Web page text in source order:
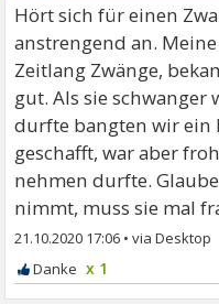
Hört sich für einen
anstrengend an.
Zeitlang Zwänge,
gut. Als sie
durfte bangten wir ein
geschafft, war aber
nehmen durfte.
nimmt, muss sie mal
21.10.2020 17:06 •
x 1